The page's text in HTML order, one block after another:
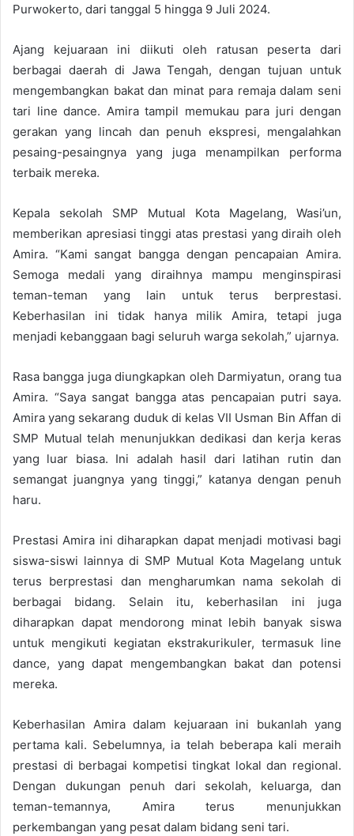
Purwokerto, dari tanggal 5 hingga 9 Juli 2024.
Ajang kejuaraan ini diikuti oleh ratusan peserta dari
berbagai daerah di Jawa Tengah, dengan tujuan untuk
mengembangkan bakat dan minat para remaja dalam seni
tari line dance. Amira tampil memukau para juri dengan
gerakan yang lincah dan penuh ekspresi, mengalahkan
pesaing-pesaingnya yang juga menampilkan performa
terbaik mereka.
Kepala sekolah SMP Mutual Kota Magelang, Wasi’un,
memberikan apresiasi tinggi atas prestasi yang diraih oleh
Amira. “Kami sangat bangga dengan pencapaian Amira.
Semoga medali yang diraihnya mampu menginspirasi
teman-teman yang lain untuk terus berprestasi.
Keberhasilan ini tidak hanya milik Amira, tetapi juga
menjadi kebanggaan bagi seluruh warga sekolah,” ujarnya.
Rasa bangga juga diungkapkan oleh Darmiyatun, orang tua
Amira. “Saya sangat bangga atas pencapaian putri saya.
Amira yang sekarang duduk di kelas VII Usman Bin Affan di
SMP Mutual telah menunjukkan dedikasi dan kerja keras
yang luar biasa. Ini adalah hasil dari latihan rutin dan
semangat juangnya yang tinggi,” katanya dengan penuh
haru.
Prestasi Amira ini diharapkan dapat menjadi motivasi bagi
siswa-siswi lainnya di SMP Mutual Kota Magelang untuk
terus berprestasi dan mengharumkan nama sekolah di
berbagai bidang. Selain itu, keberhasilan ini juga
diharapkan dapat mendorong minat lebih banyak siswa
untuk mengikuti kegiatan ekstrakurikuler, termasuk line
dance, yang dapat mengembangkan bakat dan potensi
mereka.
Keberhasilan Amira dalam kejuaraan ini bukanlah yang
pertama kali. Sebelumnya, ia telah beberapa kali meraih
prestasi di berbagai kompetisi tingkat lokal dan regional.
Dengan dukungan penuh dari sekolah, keluarga, dan
teman-temannya, Amira terus menunjukkan
perkembangan yang pesat dalam bidang seni tari.